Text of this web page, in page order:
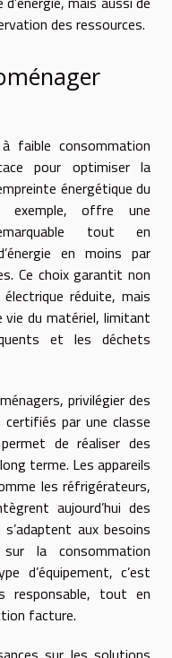
des ressources.
faible consommation
pour optimiser la
énergétique du
exemple, offre une
tout en
en moins par
Ce choix garantit non
réduite, mais
vie du matériel, limitant
et les déchets
privilégier des
par une classe
de réaliser des
terme. Les appareils
les réfrigérateurs,
aujourd’hui des
aux besoins
la consommation
d’équipement, c’est
responsable, tout en
facture.